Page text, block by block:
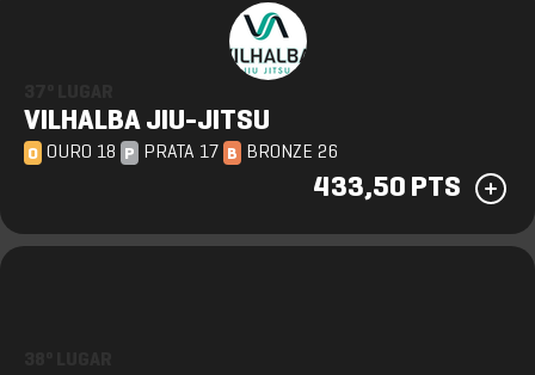
VILHALBA JIU-JITSU
O OURO 18 P PRATA 17 B BRONZE 26
433,50 PTS